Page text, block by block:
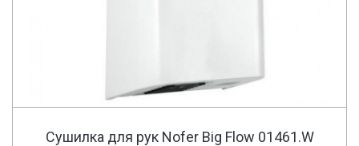
Сушилка для рук Nofer Big Flow 01461.W